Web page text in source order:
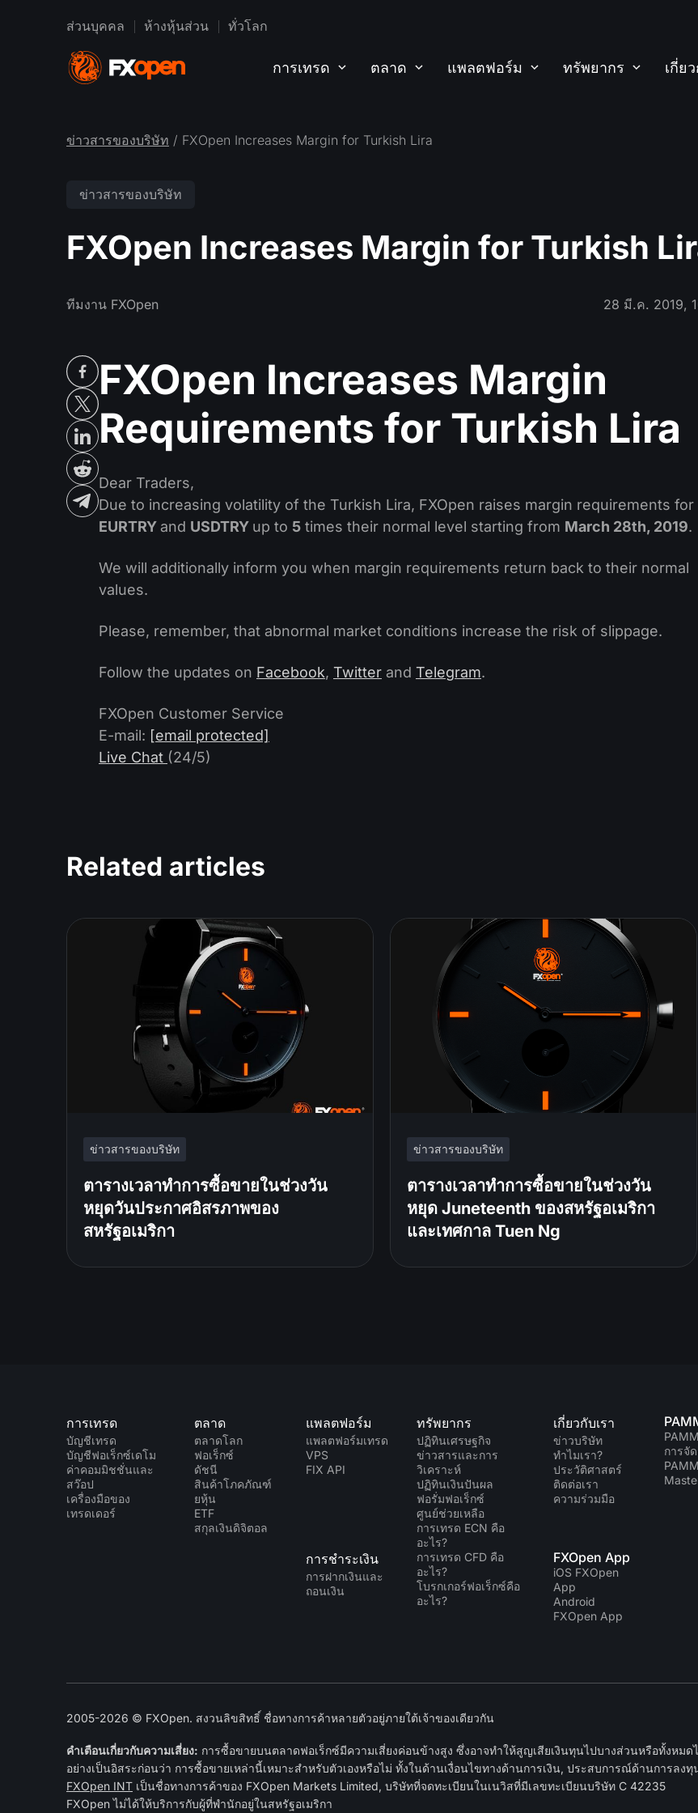
ส่วนบุคคล ห้างหุ้นส่วน ทั่วโลก
การเทรด ตลาด แพลตฟอร์ม ทรัพยากร เกี่ย
ข่าวสารของบริษัท / FXOpen Increases Margin for Turkish Lira
ข่าวสารของบริษัท
FXOpen Increases Margin for Turkish
ทีมงาน FXOpen 28 มี.ค. 2019,
FXOpen Increases Margin
Requirements for Turkish Lira
Dear Traders,
Due to increasing volatility of the Turkish Lira, FXOpen raises margin requirements for
EURTRY and USDTRY up to 5 times their normal level starting from March 28th, 2019.
We will additionally inform you when margin requirements return back to their normal
values.
Please, remember, that abnormal market conditions increase the risk of slippage.
Follow the updates on Facebook, Twitter and Telegram.
FXOpen Customer Service
E-mail: [email protected]
Live Chat (24/5)
Related articles
ข่าวสารของบริษัท
ตารางเวลาทำการซื้อขายในช่วงวัน
หยุดวันประกาศอิสรภาพของ
สหรัฐอเมริกา
ข่าวสารของบริษัท
ตารางเวลาทำการซื้อขายในช่วงวัน
หยุด Juneteenth ของสหรัฐอเมริกา
และเทศกาล Tuen Ng
การเทรด
บัญชีเทรด
บัญชีฟอเร็กซ์เดโม
ค่าคอมมิชชั่นและ
สว๊อป
เครื่องมือของ
เทรดเดอร์
ตลาด
ตลาดโลก
ฟอเร็กซ์
ดัชนี
สินค้าโภคภัณฑ์
ยหุ้น
ETF
สกุลเงินดิจิตอล
แพลตฟอร์ม
แพลตฟอร์มเทรด
VPS
FIX API
การชำระเงิน
การฝากเงินและ
ถอนเงิน
ทรัพยากร
ปฏิทินเศรษฐกิจ
ข่าวสารและการ
วิเคราะห์
ปฏิทินเงินปันผล
ฟอรั่มฟอเร็กซ์
ศูนย์ช่วยเหลือ
การเทรด ECN คือ
อะไร?
การเทรด CFD คือ
อะไร?
โบรกเกอร์ฟอเร็กซ์คือ
อะไร?
เกี่ยวกับเรา
ข่าวบริษัท
ทำไมเรา?
ประวัติศาสตร์
ติดต่อเรา
ความร่วมมือ
FXOpen App
iOS FXOpen
App
Android
FXOpen App
การจั
2005-2026 © FXOpen. สงวนลิขสิทธิ์ ชื่อทางการค้าหลายตัวอยู่ภายใต้เจ้าของเดียวกัน
คำเตือนเกี่ยวกับความเสี่ยง: การซื้อขายบนตลาดฟอเร็กซ์มีความเสี่ยงค่อนข้างสูง ซึ่งอาจทำให้สูญเสียเงินทุนไปบางส่วนหรือทั้งห
อย่างเป็นอิสระก่อนว่า การซื้อขายเหล่านี้เหมาะสำหรับตัวเองหรือไม่ ทั้งในด้านเงื่อนไขทางด้านการเงิน, ประสบการณ์ด้านการลง
FXOpen INT เป็นชื่อทางการค้าของ FXOpen Markets Limited, บริษัทที่จดทะเบียนในเนวิสที่มีเลขทะเบียนบริษัท C 42235
FXOpen ไม่ได้ให้บริการกับผู้ที่พำนักอยู่ในสหรัฐอเมริกา